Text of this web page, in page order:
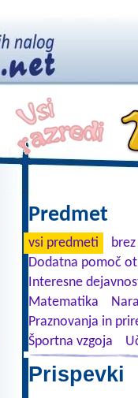
Predmet
vsi predmeti
Dodatna pomoč
Interesne
Matematika
Praznovanja in
Športna vzgoja
Prispevki